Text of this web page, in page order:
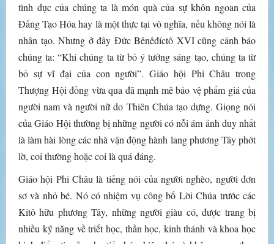
tình dục của chúng ta là món quà của sự khôn ngoan của
Đấng Tạo Hóa hay là một thực tại vô nghĩa, nếu không nói là
nhân tạo. Nhưng ở đây Đức Bênêđíctô XVI cũng cảnh báo
chúng ta: “Khi chúng ta từ bỏ ý tưởng sáng tạo, chúng ta từ
bỏ sự vĩ đại của con người”. Giáo hội Phi Châu trong
Thượng Hội đồng vừa qua đã mạnh mẽ bảo vệ phẩm giá của
người nam và người nữ do Thiên Chúa tạo dựng. Giọng nói
của Giáo Hội thường bị những người có nỗi ám ảnh duy nhất
là làm hài lòng các nhà vận động hành lang phương Tây phớt
lờ, coi thường hoặc coi là quá đáng.
Giáo hội Phi Châu là tiếng nói của người nghèo, người đơn
sơ và nhỏ bé. Nó có nhiệm vụ công bố Lời Chúa trước các
Kitô hữu phương Tây, những người giàu có, được trang bị
nhiều kỹ năng về triết học, thần học, kinh thánh và khoa học